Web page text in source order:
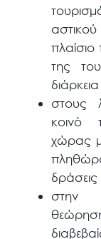
πλαίσιο
της
στους
κοινό
χώρας
στην